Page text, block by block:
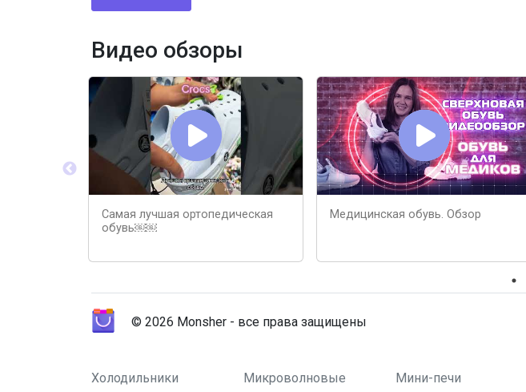
Видео обзоры
Самая лучшая ортопедическая
обувь￼￼
Медицинская обувь. Обзор
© 2026 Monsher - все права защищены
Холодильники
Микроволновые
Мини-печи